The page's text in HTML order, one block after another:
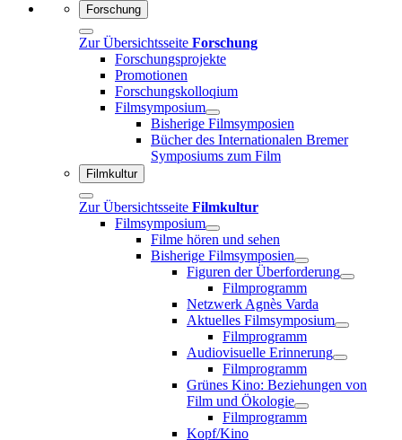
Forschung
Zur Übersichtsseite Forschung
Forschungsprojekte
Promotionen
Forschungskolloqium
Filmsymposium
Bisherige Filmsymposien
Bücher des Internationalen Bremer
Symposiums zum Film
Filmkultur
Zur Übersichtsseite Filmkultur
Filmsymposium
Filme hören und sehen
Bisherige Filmsymposien
Figuren der Überforderung
Filmprogramm
Netzwerk Agnès Varda
Aktuelles Filmsymposium
Filmprogramm
Audiovisuelle Erinnerung
Filmprogramm
Grünes Kino: Beziehungen von
Film und Ökologie
Filmprogramm
Kopf/Kino